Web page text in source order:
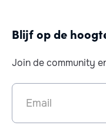
Blijf op de
Join de community